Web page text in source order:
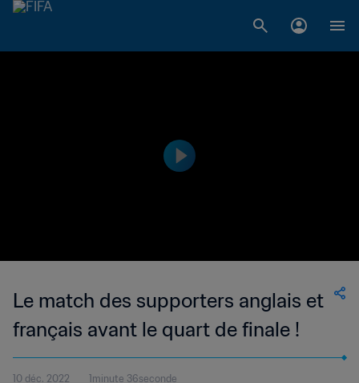
Le match des supporters anglais et
français avant le quart de finale !
10 déc. 2022 1minute 36seconde